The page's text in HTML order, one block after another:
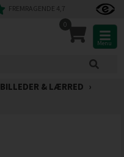
FREMRAGENDE 4,7
0
Menu
BILLEDER & LÆRRED ›